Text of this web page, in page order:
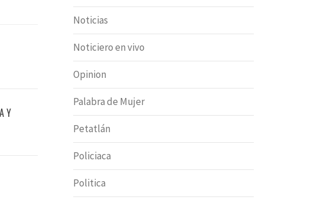
Y
Noticias
Noticiero en vivo
Opinion
Palabra de Mujer
Petatlán
Policiaca
Politica